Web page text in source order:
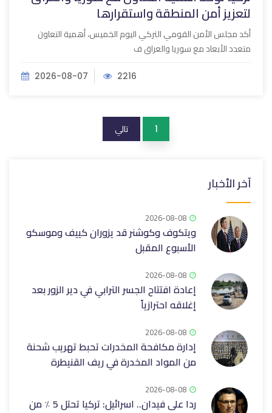
لتعزيز أمن المنطقة واستقرارها
أكد مجلس الأمن القومي التركي اليوم الخميس، أهمية التعاون
متعدد الأبعاد مع سوريا والعراق ف
2026-08-07 2216
1 تالي
آخر الأخبار
2026-08-08
ويتكوف وكوشنر قد يزوران كييف وموسكو
الأسبوع المقبل
2026-08-08
إعادة افتتاح الجسر الترابي في دير الزور بعد
إغلاقه ‏احترازياً
2026-08-08
إدارة مكافحة المخدرات تحبط تهريب شحنة
من المواد المخدرة في ريف ‏القنيطرة
2026-08-08
ردا على فيدان.. اسرائيل: تركيا تحتل 5 ٪ من